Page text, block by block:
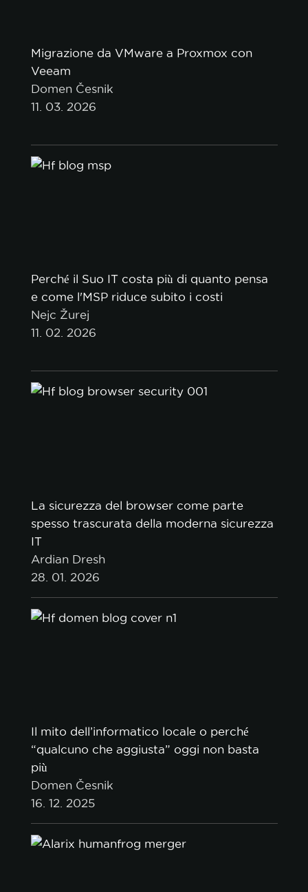
Migrazione da VMware a Proxmox con
Veeam
Domen Česnik
11. 03. 2026
Perché il Suo IT costa più di quanto pensa
e come l'MSP riduce subito i costi
Nejc Žurej
11. 02. 2026
La sicurezza del browser come parte
spesso trascurata della moderna sicurezza
IT
Ardian Dresh
28. 01. 2026
Il mito dell’informatico locale o perché
“qualcuno che aggiusta” oggi non basta
più
Domen Česnik
16. 12. 2025